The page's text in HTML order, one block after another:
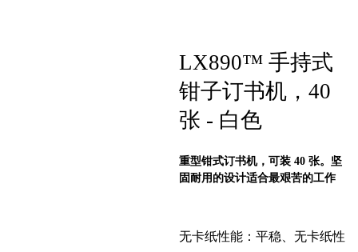
LX890™ 手持式
钳子订书机，40
张 - 白色
重型钳式订书机，可装 40 张。坚
固耐用的设计适合最艰苦的工作
无卡纸性能：平稳、无卡纸性